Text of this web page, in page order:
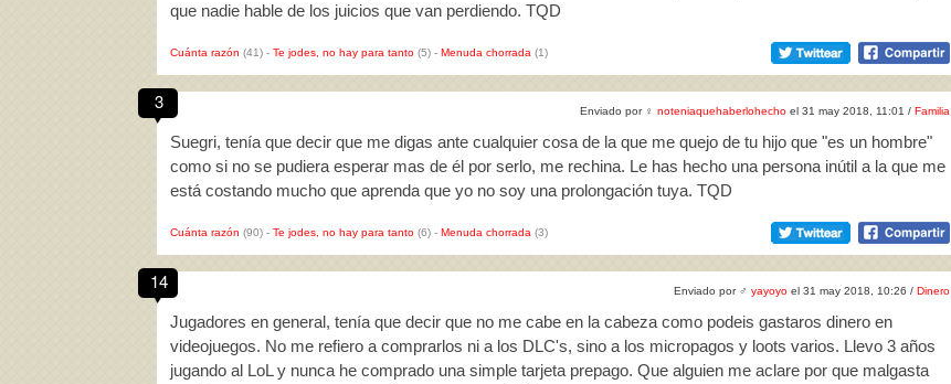
que nadie hable de los juicios que van perdiendo. TQD
Cuánta razón (41) - Te jodes, no hay para tanto (5) - Menuda chorrada (1)
3 Enviado por ♀ noteniaquehaberlohecho el 31 may 2018, 11:01 / Familia
Suegri, tenía que decir que me digas ante cualquier cosa de la que me quejo de tu hijo que "es un hombre"
como si no se pudiera esperar mas de él por serlo, me rechina. Le has hecho una persona inútil a la que me
está costando mucho que aprenda que yo no soy una prolongación tuya. TQD
Cuánta razón (90) - Te jodes, no hay para tanto (6) - Menuda chorrada (3)
14 Enviado por ♂ yayoyo el 31 may 2018, 10:26 / Dinero
Jugadores en general, tenía que decir que no me cabe en la cabeza como podeis gastaros dinero en
videojuegos. No me refiero a comprarlos ni a los DLC's, sino a los micropagos y loots varios. Llevo 3 años
jugando al LoL y nunca he comprado una simple tarjeta prepago. Que alguien me aclare por que malgasta